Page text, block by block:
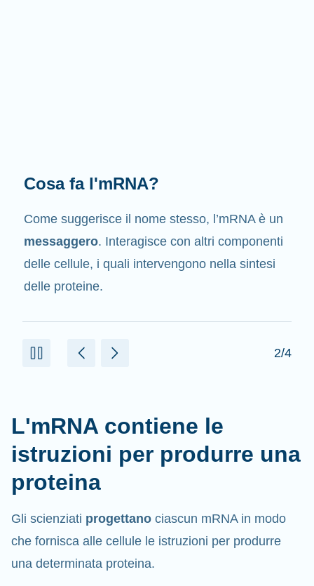
Cosa fa l'mRNA?
Come suggerisce il nome stesso, l’mRNA è un
messaggero. Interagisce con altri componenti
delle cellule, i quali intervengono nella sintesi
delle proteine.
2/4
L'mRNA contiene le
istruzioni per produrre una
proteina
Gli scienziati progettano ciascun mRNA in modo
che fornisca alle cellule le istruzioni per produrre
una determinata proteina.